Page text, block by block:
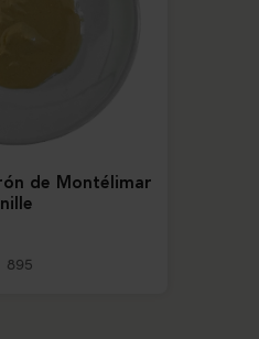
de Montélimar
895